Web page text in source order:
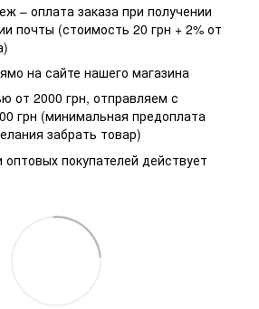
– оплата заказа при получении
почты (стоимость 20 грн + 2% от
на сайте нашего магазина
от 2000 грн, отправляем с
грн (минимальная предоплата
забрать товар)
покупателей действует